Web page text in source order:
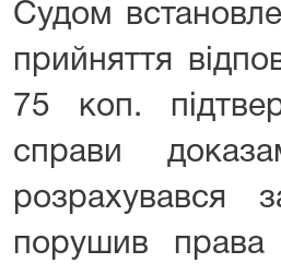
Судом
прийняття
75 коп.
справи
розрахувався
порушив права